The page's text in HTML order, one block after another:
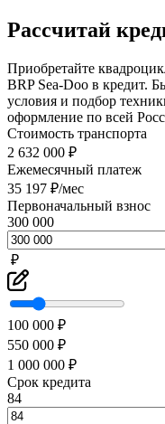
Рассчитай
Приобретайте
BRP Sea-Doo в кредит.
условия и подбор
оформление по всей
Стоимость транспорта
2 632 000 ₽
Ежемесячный платеж
35 197 ₽/мес
Первоначальный взнос
300 000
₽
100 000 ₽
550 000 ₽
1 000 000 ₽
Срок кредита
84